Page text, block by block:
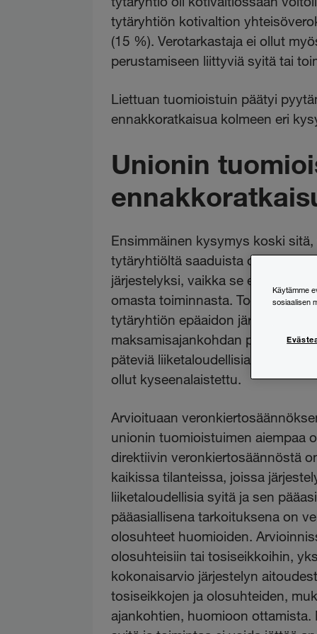
tytäryhtiön kotivaltion
(15 %). Verotarkastaja ei ollut
perustamiseen liittyviä syitä tai
Liettuan tuomioistuin päätyi
ennakkoratkaisua kolmeen eri
Unionin
Ensimmäinen kysymys koski
tytäryhtiöltä saaduista
järjestelyksi, vaikka se ei olisi
omasta toiminnasta. Toinen
tytäryhtiön epäaidon järjestelyn
maksamisajankohdan
päteviä liiketaloudellisia syitä
ollut kyseenalaistettu.
Arvioituaan
unionin tuomioistuimen aiempaa
direktiivin veronkiertosäännöstä
kaikissa tilanteissa, joissa
liiketaloudellisia syitä ja sen
pääasiallisena tarkoituksena on
olosuhteet huomioiden.
olosuhteisiin tai tosiseikkoihin,
kokonaisarvio järjestelyn
tosiseikkojen ja olosuhteiden,
ajankohtien, huomioon ottamista.
Käytämme
sosiaalisen